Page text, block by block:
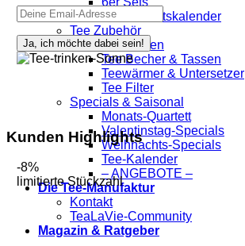
Tee-Adventskalender
Tee Zubehör
Teekannen
Tee Becher & Tassen
Teewärmer & Untersetzer
Tee Filter
Specials & Saisonal
Monats-Quartett
Valentinstag-Specials
Weihnachts-Specials
Tee-Kalender
– ANGEBOTE –
Die Tee-Manufaktur
Kontakt
TeaLaVie-Community
Magazin & Ratgeber
Kunden Highlights
-8%
limitierte Stückzahl